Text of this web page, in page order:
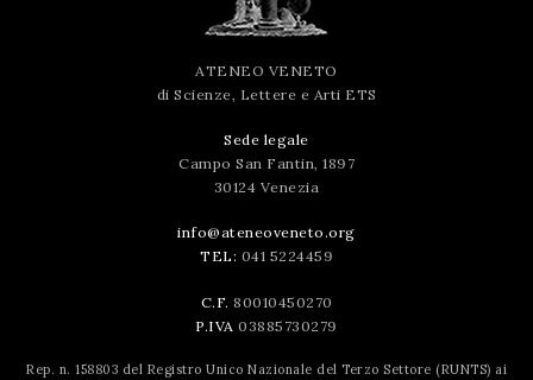
ATENEO VENETO
di Scienze, Lettere e Arti ETS
Sede legale
Campo San Fantin, 1897
30124 Venezia
info@ateneoveneto.org
TEL: 041 5224459
C.F. 80010450270
P.IVA 03885730279
Rep. n. 158803 del Registro Unico Nazionale del Terzo Settore (RUNTS) ai